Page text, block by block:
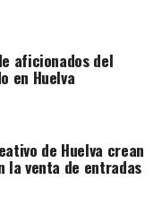
aficionados del
en Huelva
de Huelva crean
la venta de entradas